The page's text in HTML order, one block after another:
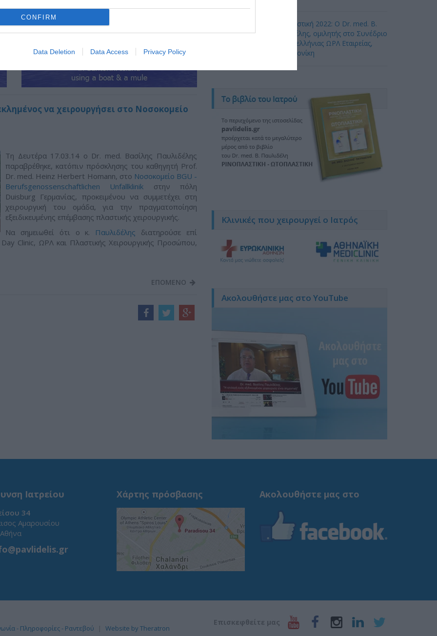
CONFIRM
Data Deletion Data Access Privacy Policy
να χειρουργήσει στο Νοσοκομείο
Τη Δευτέρα 17.03.14 ο Dr. med. Bασίλης Παυλιδέλης
παραβρέθηκε, κατόπιν πρόσκλησης του καθηγητή Prof.
Dr. med. Heinz Herbert Homann, στο Νοσοκομείο BGU -
Berufsgenossenschaftlichen Unfallklinik στην πόλη
Duisburg Γερμανίας, προκειμένου να συμμετέχει στη
χειρουργική του ομάδα, για την πραγματοποίηση
εξειδικευμένης επέμβασης πλαστικής χειρουργικής.
Να σημειωθεί ότι ο κ. Παυλιδέλης διατηρούσε επί
Day Clinic, ΩΡΛ και Πλαστικής Χειρουργικής Προσώπου,
ΕΠΟΜΕΝΟ
Ωτοπλαστική 2022: Ο Dr. med. B.
Παυλιδέλης, ομιλητής στο Συνέδριο
της Πανελλήνιας ΩΡΛ Εταιρείας,
Θεσσαλονίκη
Κλινικές που χειρουργεί ο Ιατρός
Ακολουθήστε μας στο YouTube
Ιατρείου
34
Αμαρουσίου
Χάρτης πρόσβασης Ακολουθήστε μας στο
- Πληροφορίες - Ραντεβού Website by Theratron
Eπισκεφθείτε μας